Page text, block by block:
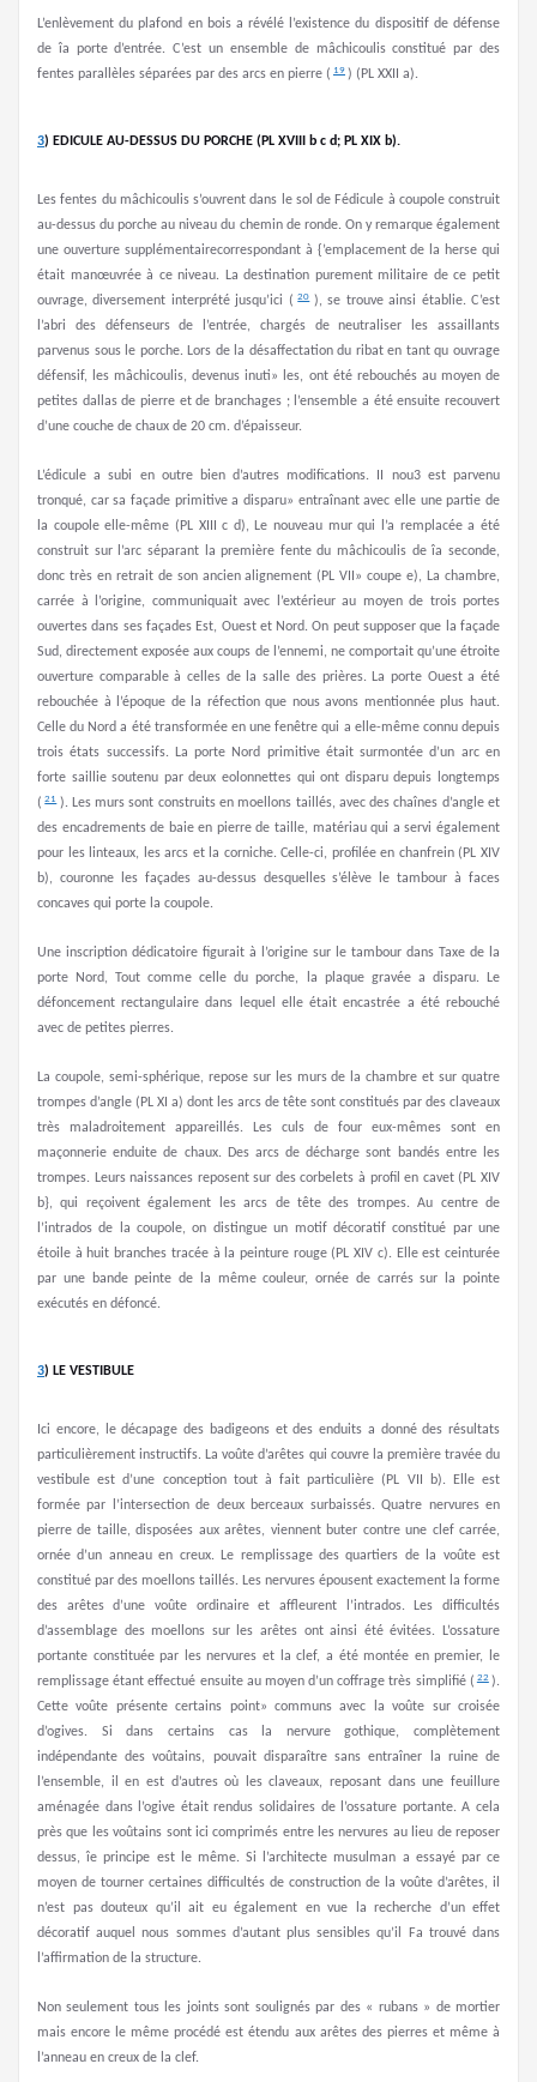
L’enlèvement du plafond en bois a révélé l’existence du dispositif de défense
de îa porte d’entrée. C’est un ensemble de mâchicoulis constitué par des
fentes parallèles séparées par des arcs en pierre ( 19 ) (PL XXII a).
3) EDICULE AU-DESSUS DU PORCHE (PL XVIII b c d; PL XIX b).
Les fentes du mâchicoulis s’ouvrent dans le sol de Fédicule à coupole construit
au-dessus du porche au niveau du chemin de ronde. On y remarque également
une ouverture supplémentairecorrespondant à {’emplacement de la herse qui
était manœuvrée à ce niveau. La destination purement militaire de ce petit
ouvrage, diversement interprété jusqu’ici ( 20 ), se trouve ainsi établie. C’est
l’abri des défenseurs de l’entrée, chargés de neutraliser les assaillants
parvenus sous le porche. Lors de la désaffectation du ribat en tant qu ouvrage
défensif, les mâchicoulis, devenus inuti» les, ont été rebouchés au moyen de
petites dallas de pierre et de branchages ; l’ensemble a été ensuite recouvert
d’une couche de chaux de 20 cm. d’épaisseur.
L’édicule a subi en outre bien d’autres modifications. II nou3 est parvenu
tronqué, car sa façade primitive a disparu» entraînant avec elle une partie de
la coupole elle-même (PL XIII c d), Le nouveau mur qui l’a remplacée a été
construit sur l’arc séparant la première fente du mâchicoulis de îa seconde,
donc très en retrait de son ancien alignement (PL VII» coupe e), La chambre,
carrée à l’origine, communiquait avec l’extérieur au moyen de trois portes
ouvertes dans ses façades Est, Ouest et Nord. On peut supposer que la façade
Sud, directement exposée aux coups de l’ennemi, ne comportait qu’une étroite
ouverture comparable à celles de la salle des prières. La porte Ouest a été
rebouchée à l’époque de la réfection que nous avons mentionnée plus haut.
Celle du Nord a été transformée en une fenêtre qui a elle-même connu depuis
trois états successifs. La porte Nord primitive était surmontée d’un arc en
forte saillie soutenu par deux eolonnettes qui ont disparu depuis longtemps
( 21
). Les murs sont construits en moellons taillés, avec des chaînes d’angle et
des encadrements de baie en pierre de taille, matériau qui a servi également
pour les linteaux, les arcs et la corniche. Celle-ci, profilée en chanfrein (PL XIV
b), couronne les façades au-dessus desquelles s’élève le tambour à faces
concaves qui porte la coupole.
Une inscription dédicatoire figurait à l’origine sur le tambour dans Taxe de la
porte Nord, Tout comme celle du porche, la plaque gravée a disparu. Le
défoncement rectangulaire dans lequel elle était encastrée a été rebouché
avec de petites pierres.
La coupole, semi-sphérique, repose sur les murs de la chambre et sur quatre
trompes d’angle (PL XI a) dont les arcs de tête sont constitués par des claveaux
très maladroitement appareillés. Les culs de four eux-mêmes sont en
maçonnerie enduite de chaux. Des arcs de décharge sont bandés entre les
trompes. Leurs naissances reposent sur des corbelets à profil en cavet (PL XIV
b}, qui reçoivent également les arcs de tête des trompes. Au centre de
l’intrados de la coupole, on distingue un motif décoratif constitué par une
étoile à huit branches tracée à la peinture rouge (PL XIV c). Elle est ceinturée
par une bande peinte de la même couleur, ornée de carrés sur la pointe
exécutés en défoncé.
3) LE VESTIBULE
Ici encore, le décapage des badigeons et des enduits a donné des résultats
particulièrement instructifs. La voûte d’arêtes qui couvre la première travée du
vestibule est d’une conception tout à fait particulière (PL VII b). Elle est
formée par l’intersection de deux berceaux surbaissés. Quatre nervures en
pierre de taille, disposées aux arêtes, viennent buter contre une clef carrée,
ornée d’un anneau en creux. Le remplissage des quartiers de la voûte est
constitué par des moellons taillés. Les nervures épousent exactement la forme
des arêtes d’une voûte ordinaire et affleurent l’intrados. Les difficultés
d’assemblage des moellons sur les arêtes ont ainsi été évitées. L’ossature
portante constituée par les nervures et la clef, a été montée en premier, le
remplissage étant effectué ensuite au moyen d’un coffrage très simplifié ( 22 ).
Cette voûte présente certains point» communs avec la voûte sur croisée
d’ogives. Si dans certains cas la nervure gothique, complètement
indépendante des voûtains, pouvait disparaître sans entraîner la ruine de
l’ensemble, il en est d’autres où les claveaux, reposant dans une feuillure
aménagée dans l’ogive était rendus solidaires de l’ossature portante. A cela
près que les voûtains sont ici comprimés entre les nervures au lieu de reposer
dessus, îe principe est le même. Si l’architecte musulman a essayé par ce
moyen de tourner certaines difficultés de construction de la voûte d’arêtes, il
n’est pas douteux qu’il ait eu également en vue la recherche d’un effet
décoratif auquel nous sommes d’autant plus sensibles qu’il Fa trouvé dans
l’affirmation de la structure.
Non seulement tous les joints sont soulignés par des « rubans » de mortier
mais encore le même procédé est étendu aux arêtes des pierres et même à
l’anneau en creux de la clef.